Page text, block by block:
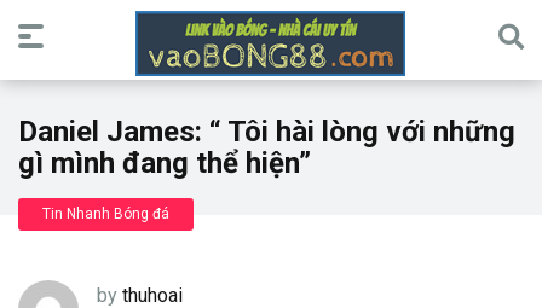
Daniel James: “ Tôi hài lòng với những
gì mình đang thể hiện”
Tin Nhanh Bóng đá
by thuhoai